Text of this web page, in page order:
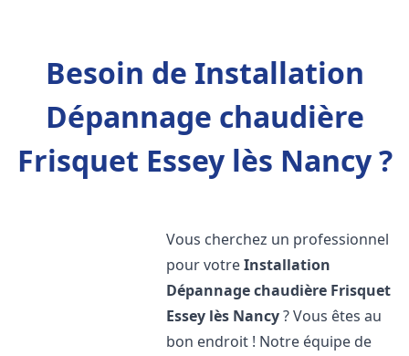
Besoin de Installation
Dépannage chaudière
Frisquet Essey lès Nancy ?
Vous cherchez un professionnel
pour votreInstallation
Dépannage chaudière Frisquet
Essey lès Nancy? Vous êtes au
bon endroit ! Notre équipe de